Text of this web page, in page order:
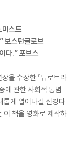
미스트
보스턴글로브
다.” 포브스
을 수상한 『뉴로트라
에 관한 사회적 통념
롭게 열어나갈 신경다
이 책을 영화로 제작하